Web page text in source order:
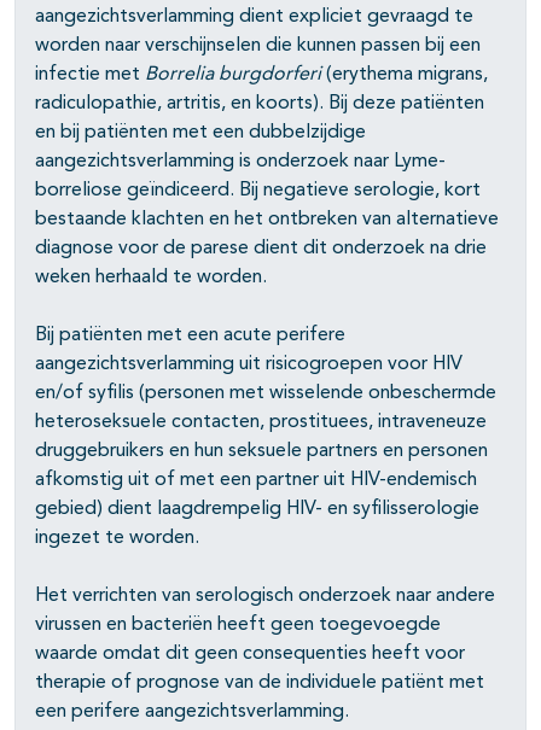
aangezichtsverlamming dient expliciet gevraagd te
worden naar verschijnselen die kunnen passen bij een
infectie met Borrelia burgdorferi(erythema migrans,
radiculopathie, artritis, en koorts). Bij deze patiënten
en bij patiënten met een dubbelzijdige
aangezichtsverlamming is onderzoek naar Lyme-
borreliose geïndiceerd. Bij negatieve serologie, kort
bestaande klachten en het ontbreken van alternatieve
diagnose voor de parese dient dit onderzoek na drie
weken herhaald te worden.
Bij patiënten met een acute perifere
aangezichtsverlamming uit risicogroepen voor HIV
en/of syfilis (personen met wisselende onbeschermde
heteroseksuele contacten, prostituees, intraveneuze
druggebruikers en hun seksuele partners en personen
afkomstig uit of met een partner uit HIV-endemisch
gebied) dient laagdrempelig HIV- en syfilisserologie
ingezet te worden.
Het verrichten van serologisch onderzoek naar andere
virussen en bacteriën heeft geen toegevoegde
waarde omdat dit geen consequenties heeft voor
therapie of prognose van de individuele patiënt met
een perifere aangezichtsverlamming.